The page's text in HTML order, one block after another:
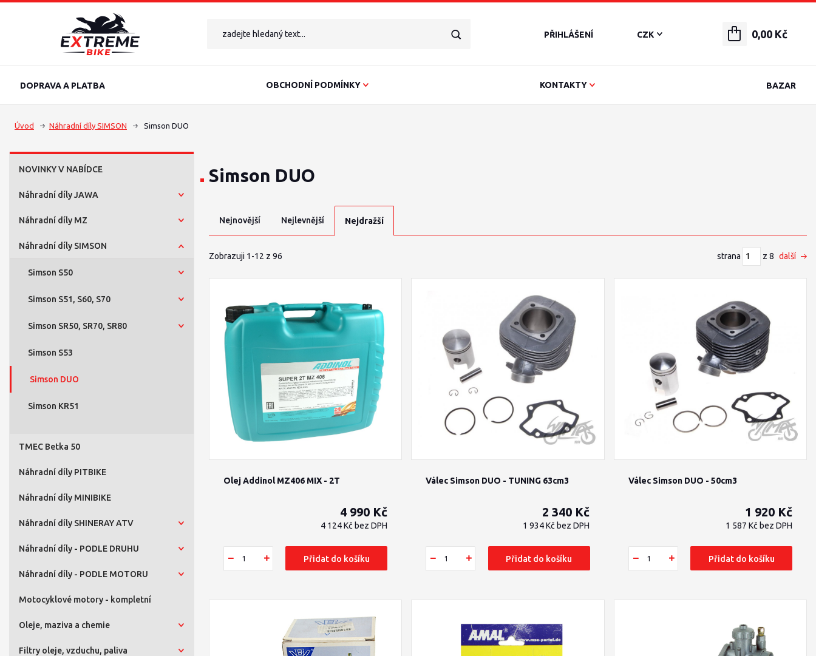
DOPRAVA A PLATBA OBCHODNÍ PODMÍNKY KONTAKTY BAZAR
CZK
PŘIHLÁŠENÍ 0,00 Kč
Úvod Náhradní díly SIMSON Simson DUO
NOVINKY V NABÍDCE
Náhradní díly JAWA
Náhradní díly MZ
Náhradní díly SIMSON
Simson S50
Simson S51, S60, S70
Simson SR50, SR70, SR80
Simson S53
Simson DUO
Simson KR51
TMEC Betka 50
Náhradní díly PITBIKE
Náhradní díly MINIBIKE
Náhradní díly SHINERAY ATV
Náhradní díly - PODLE DRUHU
Náhradní díly - PODLE MOTORU
Motocyklové motory - kompletní
Oleje, maziva a chemie
Filtry oleje, vzduchu, paliva
Simson DUO
Nejnovější Nejlevnější Nejdražší
Zobrazuji 1-12 z 96 strana z 8 další
Olej Addinol MZ406 MIX - 2T
4 990 Kč
4 124 Kč bez DPH
Přidat do košíku
Válec Simson DUO - TUNING 63cm3
2 340 Kč
1 934 Kč bez DPH
Přidat do košíku
Válec Simson DUO - 50cm3
1 920 Kč
1 587 Kč bez DPH
Přidat do košíku